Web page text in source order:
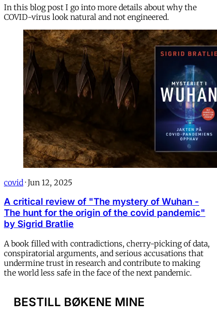
In this blog post I go into more details about why the
COVID-virus look natural and not engineered.
covid · Jun 12, 2025
A critical review of "The mystery of Wuhan -
The hunt for the origin of the covid pandemic"
by Sigrid Bratlie
A book filled with contradictions, cherry-picking of data,
conspiratorial arguments, and serious accusations that
undermine trust in research and contribute to making
the world less safe in the face of the next pandemic.
BESTILL BØKENE MINE